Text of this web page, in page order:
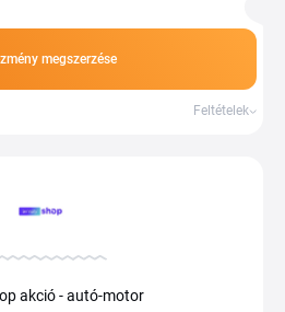
megszerzése
Feltételek
akció - autó-motor